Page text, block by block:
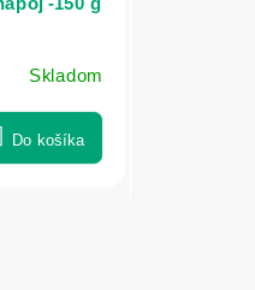
Skladom
Do košíka